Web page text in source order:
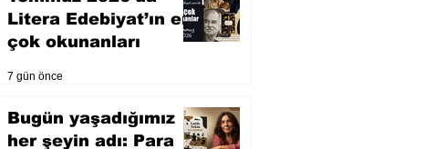
Litera Edebiyat’ın en
çok okunanları
7 gün önce
Bugün yaşadığımız
her şeyin adı: Para